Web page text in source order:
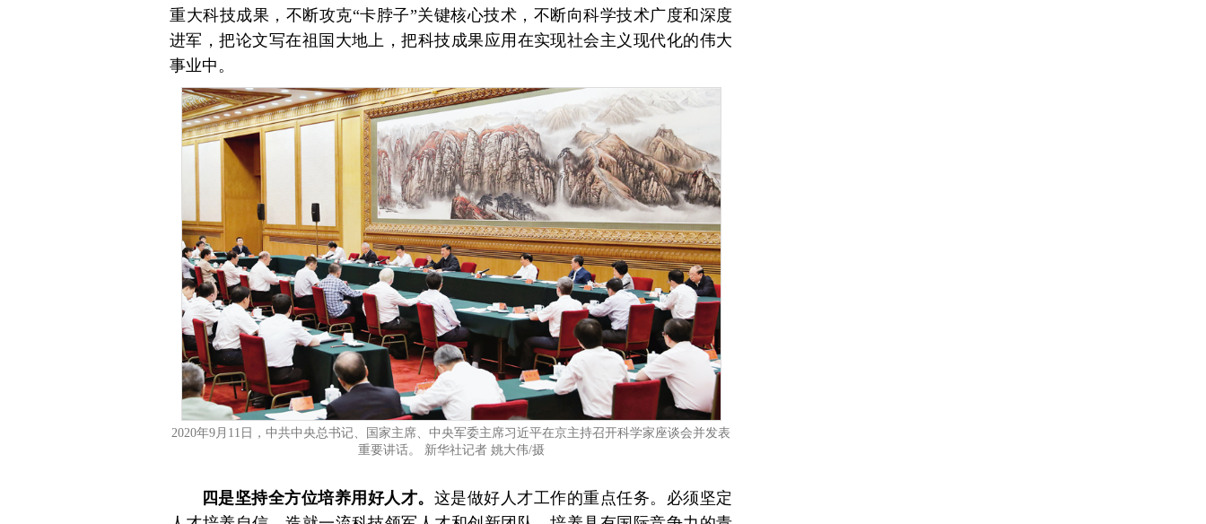
重大科技成果，不断攻克“卡脖子”关键核心技术，不断向科学技术广度和深度
进军，把论文写在祖国大地上，把科技成果应用在实现社会主义现代化的伟大
事业中。
2020年9月11日，中共中央总书记、国家主席、中央军委主席习近平在京主持召开科学家座谈会并发表
重要讲话。 新华社记者 姚大伟/摄
四是坚持全方位培养用好人才。 这是做好人才工作的重点任务。必须坚定